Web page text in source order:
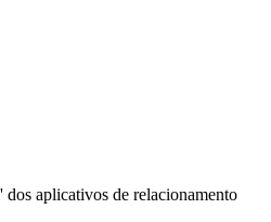
dos aplicativos de relacionamento